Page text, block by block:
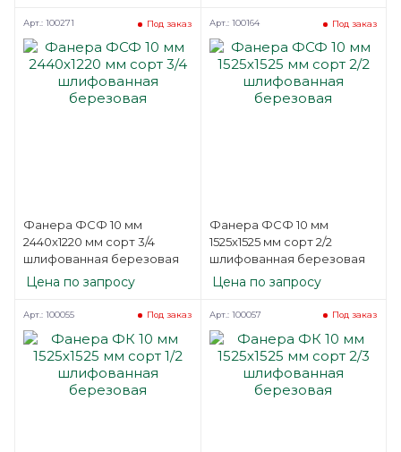
Фанера ФСФ 10 мм
2440х1220 мм сорт 3/4
шлифованная березовая
Под заказ
Арт.: 100271
Цена по запросу
Фанера ФСФ 10 мм
1525х1525 мм сорт 2/2
шлифованная березовая
Под заказ
Арт.: 100164
Цена по запросу
Под заказ
Арт.: 100055 Под заказ
Арт.: 100057